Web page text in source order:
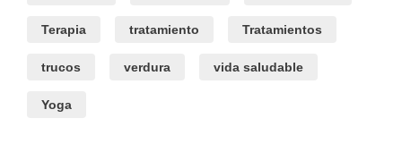
Terapia tratamiento Tratamientos
trucos verdura vida saludable
Yoga